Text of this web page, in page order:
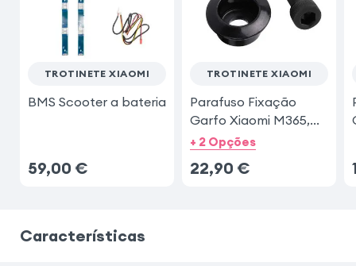
TROTINETE XIAOMI
BMS Scooter a bateria
59,00 €
TROTINETE XIAOMI
Parafuso Fixação
Garfo Xiaomi M365,
Pro
+ 2 Opções
22,90 €
Características